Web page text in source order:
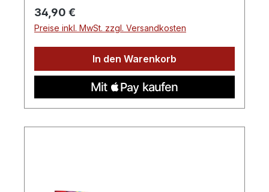
Regulärer Preis:
34,90 €
Preise inkl. MwSt. zzgl. Versandkosten
In den Warenkorb